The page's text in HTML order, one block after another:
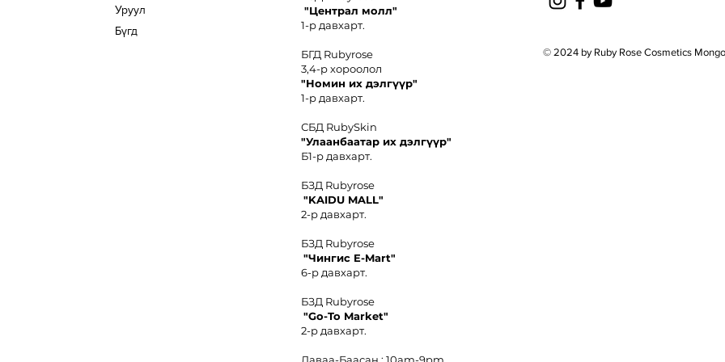
Уруул
Бүгд
"Централ молл"
1-р давхарт.
БГД Rubyrose
3,4-р хороолол
"Номин иx дэлгүүр"
1-р давхарт.
СБД RubySkin
"Улаанбаатар их дэлгүүр"
Б1-р давхарт.
БЗД Rubyrose
"KAIDU MALL"
2-р давхарт.
БЗД Rubyrose
"Чингис E-Mart"
6-р давхарт.
БЗД Rubyrose
"Go-To Market"
2-р давхарт.
© 2024 by Ruby Rose Cosmetics